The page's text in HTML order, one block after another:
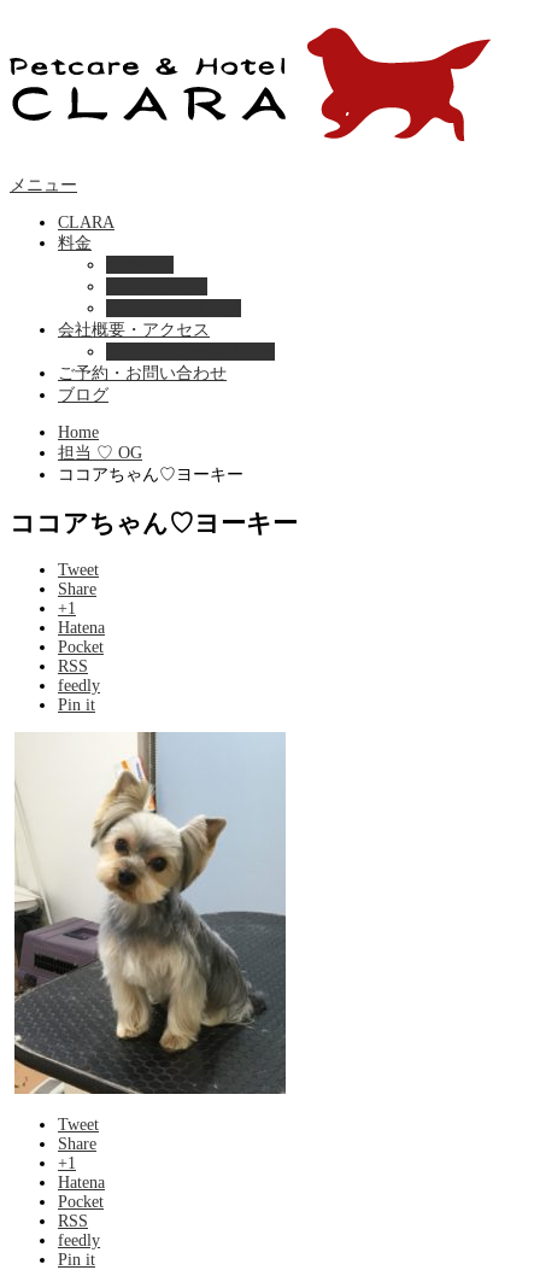
メニュー
CLARA
料金
会社概要・アクセス
ご予約・お問い合わせ
ブログ
Home
担当 ♡ OG
ココアちゃん♡ヨーキー
ココアちゃん♡ヨーキー
Tweet
Share
+1
Hatena
Pocket
RSS
feedly
Pin it
Tweet
Share
+1
Hatena
Pocket
RSS
feedly
Pin it